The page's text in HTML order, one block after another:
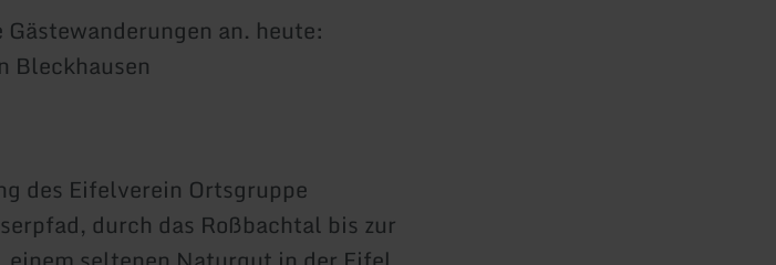
an. heute:
Bleckhausen
des Eifelverein Ortsgruppe
durch das Roßbachtal bis zur